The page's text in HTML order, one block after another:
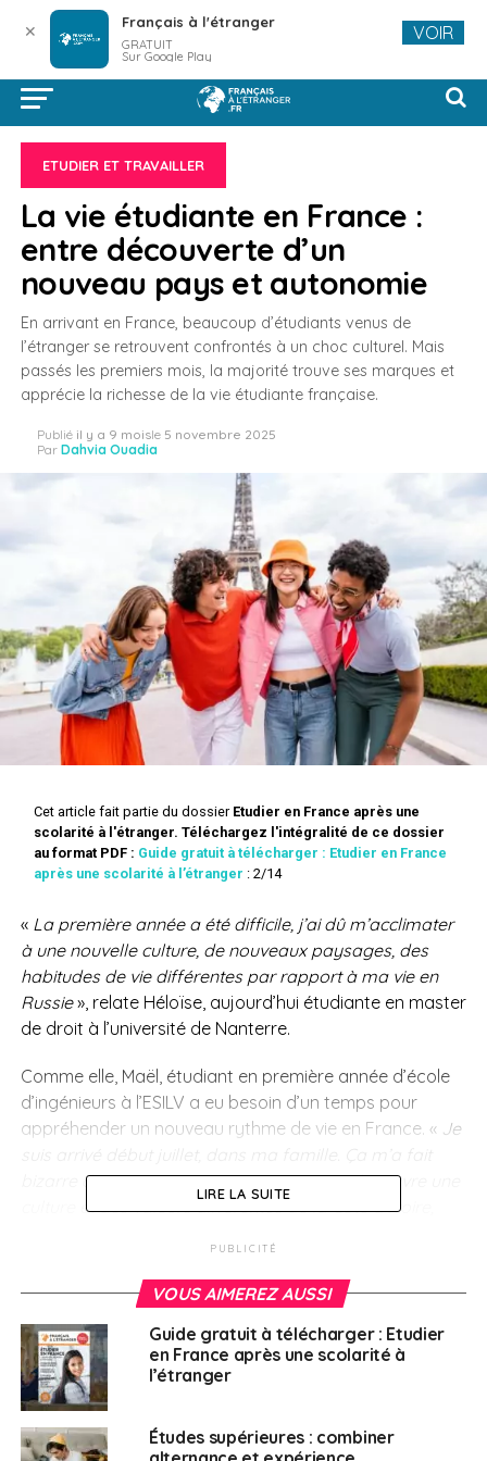
ETUDIER ET TRAVAILLER
La vie étudiante en France :
entre découverte d’un
nouveau pays et autonomie
En arrivant en France, beaucoup d’étudiants venus de
l’étranger se retrouvent confrontés à un choc culturel. Mais
passés les premiers mois, la majorité trouve ses marques et
apprécie la richesse de la vie étudiante française.
Publié il y a 9 moisle 5 novembre 2025
Par Dahvia Ouadia
Cet article fait partie du dossier Etudier en France après une
scolarité à l'étranger.Téléchargez l'intégralité de ce dossier
au format PDF : Guide gratuit à télécharger : Etudier en France
après une scolarité à l’étranger : 2/14
« La première année a été difficile, j’ai dû m’acclimater
à une nouvelle culture, de nouveaux paysages, des
habitudes de vie différentes par rapport à ma vie en
Russie», relate Héloïse, aujourd’hui étudiante en master
de droit à l’université de Nanterre.
Comme elle, Maël, étudiant en première année d’école
d’ingénieurs à l’ESILV a eu besoin d’un temps pour
appréhender un nouveau rythme de vie en France. « Je
bizarre d’être ici. Je n’y ai jamais vécu. Je découvre une
culture et des valeurs différentes de la Côte d’Ivoire,
quelques clés de compréhension
Découvrir l’autonomie
de la vie étudiante
Pour s’acclimater au mieux à ce nouvel environnement,
Salma, diplômée de l’ESCP, recommande de se
LIRE LA SUITE
PUBLICITÉ
VOUS AIMEREZ AUSSI
Guide gratuit à télécharger : Etudier
en France après une scolarité à
l’étranger
Études supérieures : combiner
✕ Français à l'étranger
GRATUIT
Sur Google Play
VOIR